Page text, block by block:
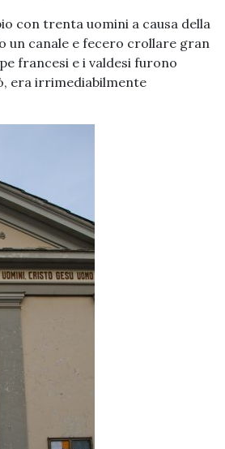
con trenta uomini a causa della
un canale e fecero crollare gran
francesi e i valdesi furono
era irrimediabilmente